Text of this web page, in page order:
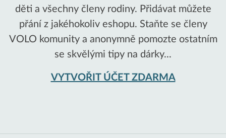
děti a všechny členy rodiny. Přidávat můžete
přání z jakéhokoliv eshopu. Staňte se členy
VOLO komunity a anonymně pomozte ostatním
se skvělými tipy na dárky...
VYTVOŘIT ÚČET ZDARMA